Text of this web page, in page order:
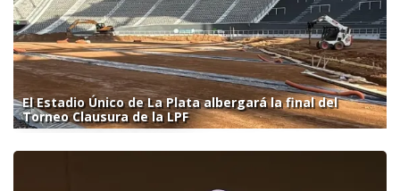
El Estadio Único de La Plata albergará la final del
Torneo Clausura de la LPF